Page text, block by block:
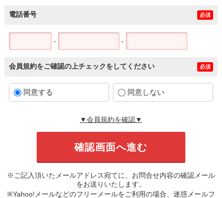
電話番号 必須
- -
会員規約をご確認の上チェックをしてください 必須
同意する 同意しない
▼会員規約を確認▼
※ご記入頂いたメールアドレス宛てに、お問合せ内容の確認メール
をお送りいたします。
※Yahoo!メールなどのフリーメールをご利用の場合、迷惑メールフ